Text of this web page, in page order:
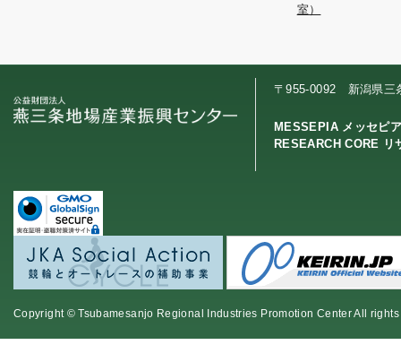
室）
〒955-0092 新潟県三
MESSEPIA メッセピ
RESEARCH CORE リ
Copyright © Tsubamesanjo Regional Industries Promotion Center All